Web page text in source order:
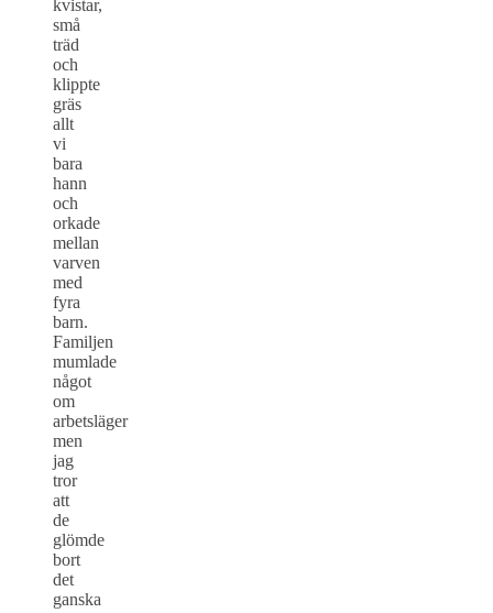
kvistar,
små
träd
och
klippte
gräs
allt
vi
bara
hann
och
orkade
mellan
varven
med
fyra
barn.
Familjen
mumlade
något
om
arbetsläger
men
jag
tror
att
de
glömde
bort
det
ganska